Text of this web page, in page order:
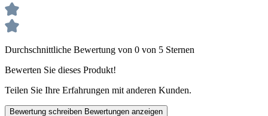
Durchschnittliche Bewertung von 0 von 5 Sternen
Bewerten Sie dieses Produkt!
Teilen Sie Ihre Erfahrungen mit anderen Kunden.
Bewertung schreiben Bewertungen anzeigen